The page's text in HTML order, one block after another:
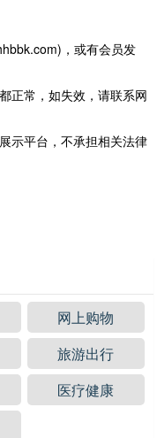
，或有会员发
正常，如失效，请联系网
示平台，不承担相关法律
网上购物
旅游出行
医疗健康